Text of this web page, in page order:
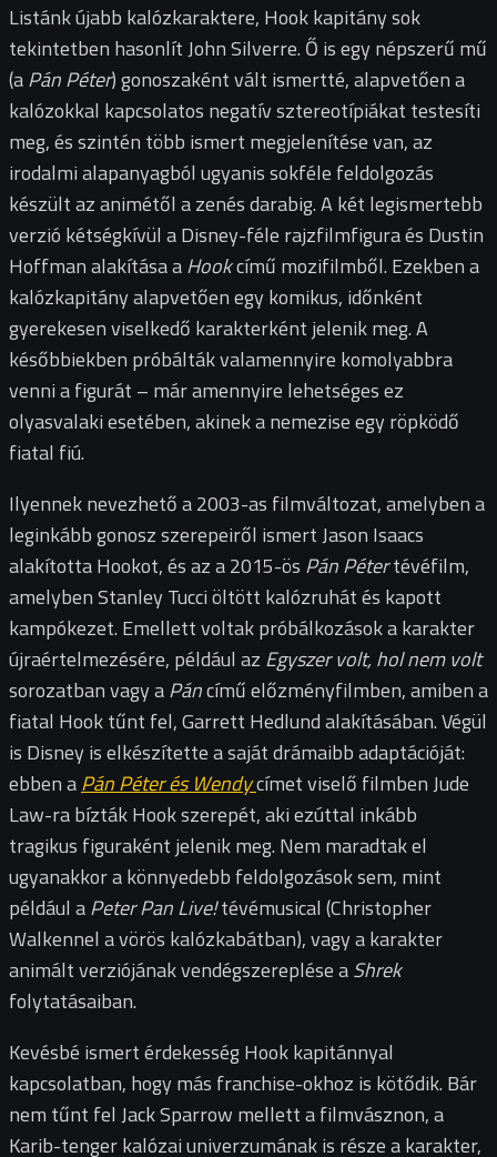
Listánk újabb kalózkaraktere, Hook kapitány sok
tekintetben hasonlít John Silverre. Ő is egy népszerű mű
(aPán Péter) gonoszaként vált ismertté, alapvetően a
kalózokkal kapcsolatos negatív sztereotípiákat testesíti
meg, és szintén több ismert megjelenítése van, az
irodalmi alapanyagból ugyanis sokféle feldolgozás
készült az animétől a zenés darabig. A két legismertebb
verzió kétségkívül a Disney-féle rajzfilmfigura és Dustin
Hoffman alakítása aHookcímű mozifilmből. Ezekben a
kalózkapitány alapvetően egy komikus, időnként
gyerekesen viselkedő karakterként jelenik meg. A
későbbiekben próbálták valamennyire komolyabbra
venni a figurát – már amennyire lehetséges ez
olyasvalaki esetében, akinek a nemezise egy röpködő
fiatal fiú.
Ilyennek nevezhető a 2003-as filmváltozat, amelyben a
leginkább gonosz szerepeiről ismert Jason Isaacs
alakította Hookot, és az a 2015-ös Pán Pétertévéfilm,
amelyben Stanley Tucci öltött kalózruhát és kapott
kampókezet. Emellett voltak próbálkozások a karakter
újraértelmezésére, például az Egyszer volt, hol nem volt
sorozatban vagy aPáncímű előzményfilmben, amiben a
fiatal Hook tűnt fel, Garrett Hedlund alakításában. Végül
is Disney is elkészítette a saját drámaibb adaptációját:
ebben aPán Péter és Wendycímet viselő filmben Jude
Law-ra bízták Hook szerepét, aki ezúttal inkább
tragikus figuraként jelenik meg. Nem maradtak el
ugyanakkor a könnyedebb feldolgozások sem, mint
például aPeter Pan Live!tévémusical (Christopher
Walkennel a vörös kalózkabátban), vagy a karakter
animált verziójának vendégszereplése aShrek
folytatásaiban.
Kevésbé ismert érdekesség Hook kapitánnyal
kapcsolatban, hogy más franchise-okhoz is kötődik. Bár
nem tűnt fel Jack Sparrow mellett a filmvásznon, a
Karib-tenger kalózai univerzumának is része a karakter,